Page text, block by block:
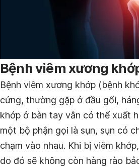
Bệnh viêm xương
Bệnh viêm xương khớp (bệnh
cứng, thường gặp ở đầu gối,
khớp ở bàn tay vẫn có thể xuất
một bộ phận gọi là sụn, sụn có
chạm vào nhau. Khi bị viêm
do đó sẽ không còn hàng rào